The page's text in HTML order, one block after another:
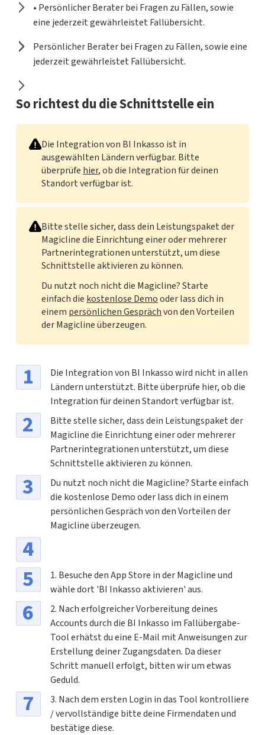
• Persönlicher Berater bei Fragen zu Fällen, sowie
eine jederzeit gewährleistet Fallübersicht.
Persönlicher Berater bei Fragen zu Fällen, sowie eine
jederzeit gewährleistet Fallübersicht.
So richtest du die Schnittstelle ein
Die Integration von BI Inkasso ist in
ausgewählten Ländern verfügbar. Bitte
überprüfe hier, ob die Integration für deinen
Standort verfügbar ist.
Bitte stelle sicher, dass dein Leistungspaket der
Magicline die Einrichtung einer oder mehrerer
Partnerintegrationen unterstützt, um diese
Schnittstelle aktivieren zu können.
Du nutzt noch nicht die Magicline? Starte
einfach die kostenlose Demooder lass dich in
einem persönlichen Gesprächvon den Vorteilen
der Magicline überzeugen.
Die Integration von BI Inkasso wird nicht in allen
Ländern unterstützt. Bitte überprüfe hier, ob die
Integration für deinen Standort verfügbar ist.
Bitte stelle sicher, dass dein Leistungspaket der
Magicline die Einrichtung einer oder mehrerer
Partnerintegrationen unterstützt, um diese
Schnittstelle aktivieren zu können.
Du nutzt noch nicht die Magicline? Starte einfach
die kostenlose Demo oder lass dich in einem
persönlichen Gespräch von den Vorteilen der
Magicline überzeugen.
1. Besuche den App Store in der Magicline und
wähle dort 'BI Inkasso aktivieren' aus.
2. Nach erfolgreicher Vorbereitung deines
Accounts durch die BI Inkasso im Fallübergabe-
Tool erhätst du eine E-Mail mit Anweisungen zur
Erstellung deiner Zugangsdaten. Da dieser
Schritt manuell erfolgt, bitten wir um etwas
Geduld.
3. Nach dem ersten Login in das Tool kontrolliere
/ vervollständige bitte deine Firmendaten und
bestätige diese.